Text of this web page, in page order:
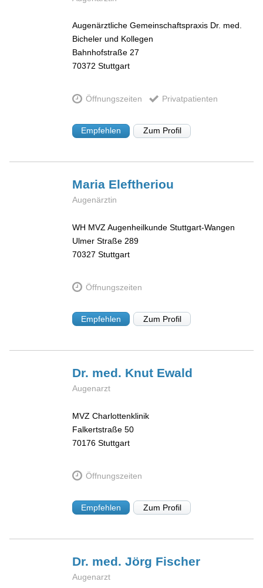
Augenärztliche Gemeinschaftspraxis Dr. med.
Bicheler und Kollegen
Bahnhofstraße 27
70372 Stuttgart
Öffnungszeiten Privatpatienten
Empfehlen Zum Profil
Maria Eleftheriou
Augenärztin
WH MVZ Augenheilkunde Stuttgart-Wangen
Ulmer Straße 289
70327 Stuttgart
Öffnungszeiten
Empfehlen Zum Profil
Dr. med. Knut Ewald
Augenarzt
MVZ Charlottenklinik
Falkertstraße 50
70176 Stuttgart
Öffnungszeiten
Empfehlen Zum Profil
Dr. med. Jörg Fischer
Augenarzt